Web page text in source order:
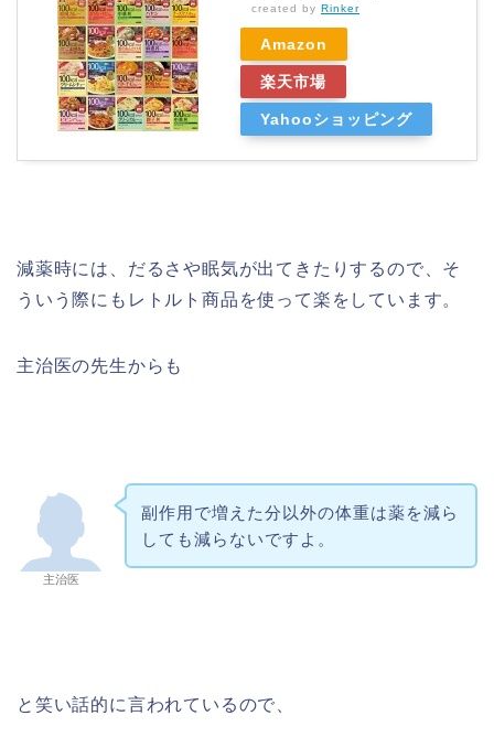
created by Rinker
Amazon
楽天市場
Yahooショッピング
減薬時には、だるさや眠気が出てきたりするので、そ
ういう際にもレトルト商品を使って楽をしています。
主治医の先生からも
主治医
副作用で増えた分以外の体重は薬を減ら
しても減らないですよ。
と笑い話的に言われているので、